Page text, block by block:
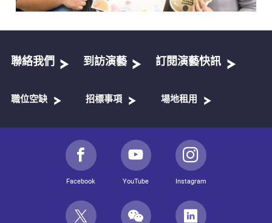
聯絡我們 到訪演藝 訂閱演藝快訊
職位空缺 招標事項 場地租用
Facebook YouTube Instagram